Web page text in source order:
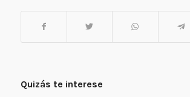
Quizás te interese